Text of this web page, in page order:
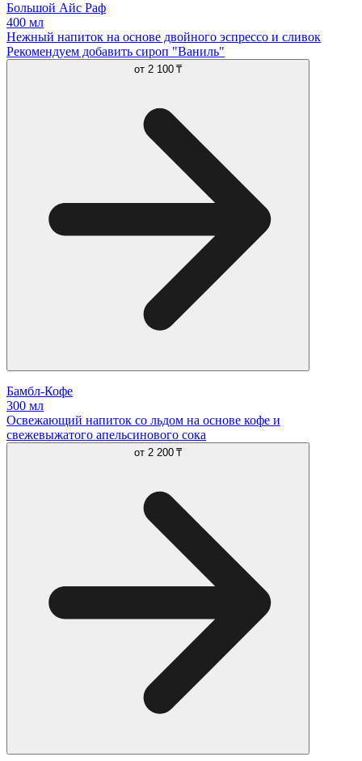
Большой Айс Раф
400 мл
Нежный напиток на основе двойного эспрессо и сливок
Рекомендуем добавить сироп "Ваниль"
от 2 100 ₸
Бамбл-Кофе
300 мл
Освежающий напиток со льдом на основе кофе и
свежевыжатого апельсинового сока
от 2 200 ₸